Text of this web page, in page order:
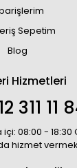
Sepetim
Blog
Hizmetleri
311 11
08:00 - 18:30
hizmet